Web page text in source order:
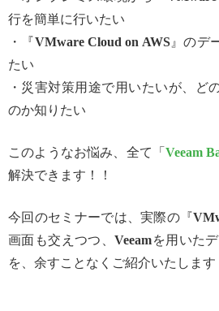
行を簡単に行いたい
・『VMware Cloud on AWS』のデ
たい
・災害対策用途で用いたいが、ど
のか知りたい
このようなお悩み、全て「Veeam
解決できます！！
今回のセミナーでは、実際の『
画面も交えつつ、Veeamを用いた
を、余すことなくご紹介いたします